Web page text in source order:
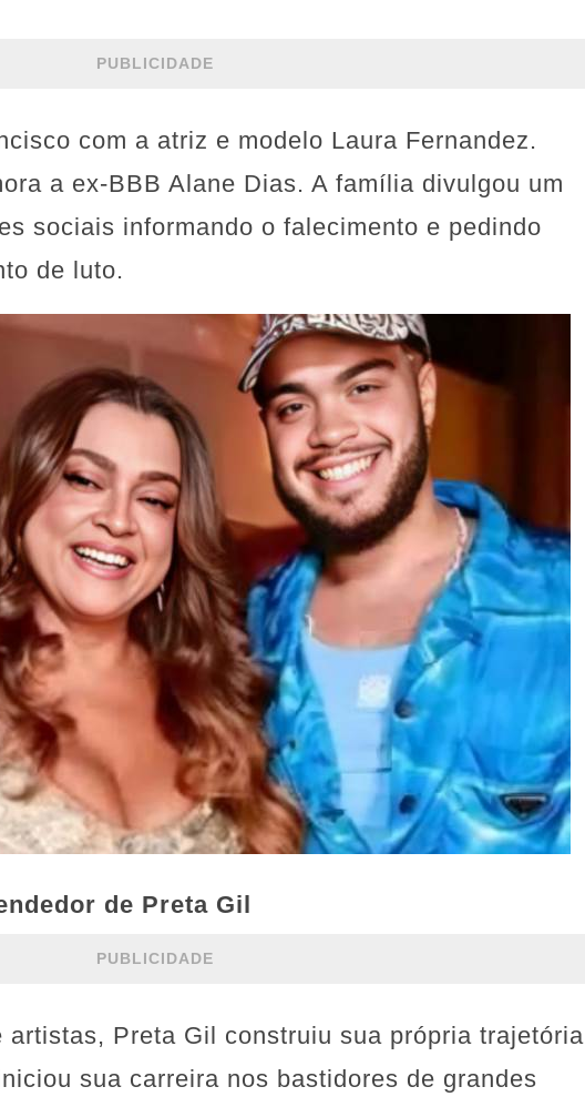
PUBLICIDADE
com a atriz e modelo Laura Fernandez.
a ex-BBB Alane Dias. A família divulgou um
sociais informando o falecimento e pedindo
de luto.
de Preta Gil
PUBLICIDADE
artistas, Preta Gil construiu sua própria trajetória
sua carreira nos bastidores de grandes